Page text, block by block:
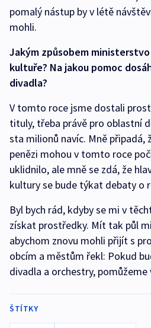
pomalý nástup by v létě
mohli.
Jakým způsobem
kultuře? Na jakou pomoc
divadla?
V tomto roce jsme dostali
tituly, třeba právě pro oblastní
sta milionů navíc. Mně připadá,
penězi mohou v tomto roce
uklidnilo, ale mně se zdá, že
kultury se bude týkat debaty o
Byl bych rád, kdyby se mi v
získat prostředky. Mít tak půl
abychom znovu mohli přijít s
obcím a městům řekl: Pokud
divadla a orchestry, pomůžeme
ŠTÍTKY